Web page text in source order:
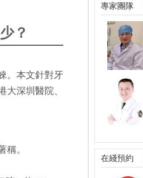
？
。本文針對牙
深圳醫院、
稱。
專家團隊
在綫預約